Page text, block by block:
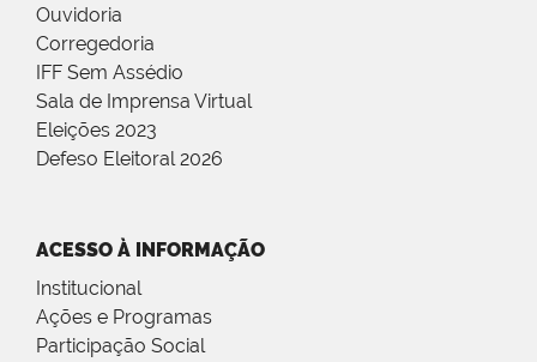
Ouvidoria
Corregedoria
IFF Sem Assédio
Sala de Imprensa Virtual
Eleições 2023
Defeso Eleitoral 2026
ACESSO À INFORMAÇÃO
Institucional
Ações e Programas
Participação Social